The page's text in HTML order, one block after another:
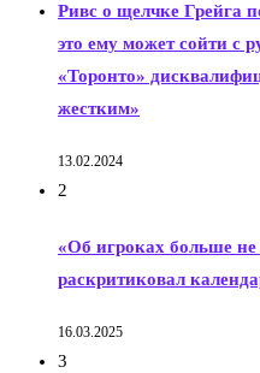
Ривс о щелчке Грейга
это ему может сойти с
«Торонто»
жестким»
13.02.2024
2
«Об игроках больше
раскритиковал
16.03.2025
3